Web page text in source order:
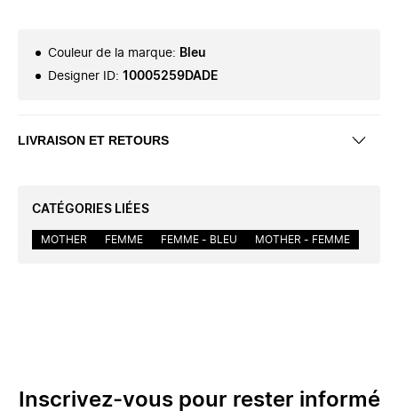
Couleur de la marque: Bleu
Designer ID: 10005259DADE
LIVRAISON ET RETOURS
CATÉGORIES LIÉES
MOTHER FEMME FEMME - BLEU MOTHER - FEMME
Inscrivez-vous pour rester informé